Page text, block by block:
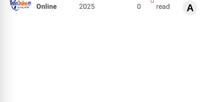
Online
2025
0
read
A